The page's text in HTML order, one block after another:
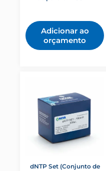
Adicionar ao
orçamento
dNTP Set (Conjunto de